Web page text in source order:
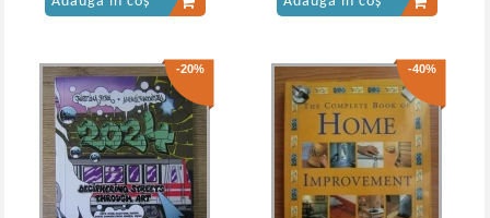
-20% -40%